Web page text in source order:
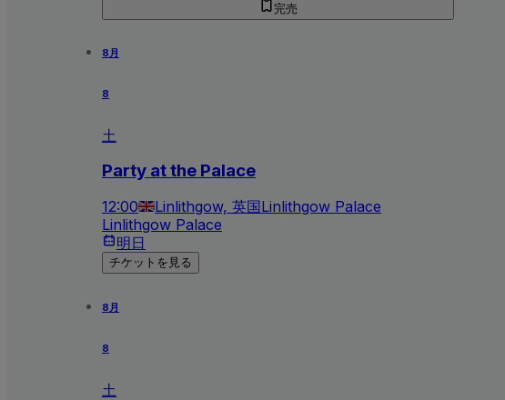
完売
8月
8
土
Party at the Palace
12:00 Linlithgow, 英国Linlithgow Palace
Linlithgow Palace
明日
チケットを見る
8月
8
土